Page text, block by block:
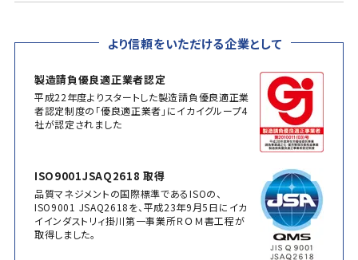
より信頼をいただける企業として
製造請負優良適正業者認定
平成22年度よりスタートした製造請負優良適正業
者認定制度の「優良適正業者」にイカイグループ4
社が認定されました
ISO9001JSAQ2618 取得
品質マネジメントの国際標準であるISOの、
ISO9001 JSAQ2618を、平成23年9月5日にイカ
イインダストリィ掛川第一事業所ＲＯＭ書工程が
取得しました。